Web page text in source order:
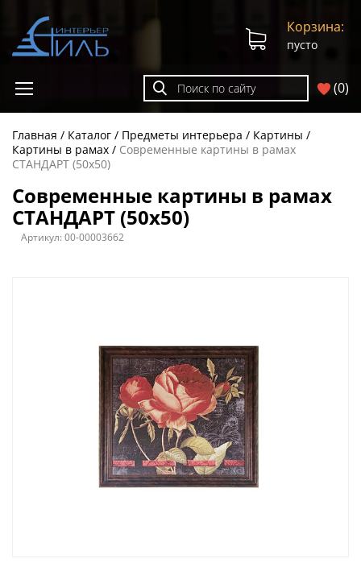
(0)
Корзина:
пусто
Главная Каталог Предметы интерьера
Картины
Картины в рамах
Современные картины в рамах
СТАНДАРТ (50х50)
Современные картины в рамах
СТАНДАРТ (50х50)
Артикул:00-00003662